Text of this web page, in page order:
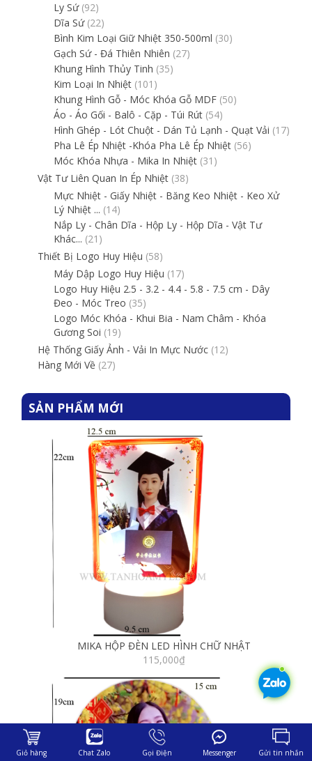
Ly Sứ (92)
Dĩa Sứ (22)
Bình Kim Loại Giữ Nhiệt 350-500ml (30)
Gạch Sứ - Đá Thiên Nhiên (27)
Khung Hình Thủy Tinh (35)
Kim Loại In Nhiệt (101)
Khung Hình Gỗ - Móc Khóa Gỗ MDF (50)
Áo - Áo Gối - Balô - Cặp - Túi Rút (54)
Hình Ghép - Lót Chuột - Dán Tủ Lạnh - Quạt Vải (17)
Pha Lê Ép Nhiệt -Khóa Pha Lê Ép Nhiệt (56)
Móc Khóa Nhựa - Mika In Nhiệt (31)
Vật Tư Liên Quan In Ép Nhiệt (38)
Mực Nhiệt - Giấy Nhiệt - Băng Keo Nhiệt - Keo Xử
Lý Nhiệt ... (14)
Nắp Ly - Chân Dĩa - Hộp Ly - Hộp Dĩa - Vật Tư
Khác... (21)
Thiết Bị Logo Huy Hiệu (58)
Máy Dập Logo Huy Hiệu (17)
Logo Huy Hiệu 2.5 - 3.2 - 4.4 - 5.8 - 7.5 cm - Dây
Đeo - Móc Treo (35)
Logo Móc Khóa - Khui Bia - Nam Châm - Khóa
Gương Soi (19)
Hệ Thống Giấy Ảnh - Vải In Mực Nước (12)
Hàng Mới Về (27)
SẢN PHẨM MỚI
MIKA HỘP ĐÈN LED HÌNH CHỮ NHẬT
115,000₫
Giỏ hàng Chat Zalo Gọi Điện Messenger Gửi tin nhắn